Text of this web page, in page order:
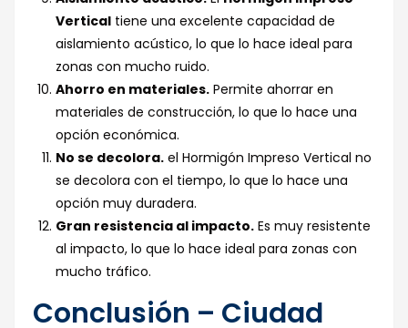
Vertical tiene una excelente capacidad de
aislamiento acústico, lo que lo hace ideal para
zonas con mucho ruido.
Ahorro en materiales. Permite ahorrar en
materiales de construcción, lo que lo hace una
opción económica.
No se decolora. el Hormigón Impreso Vertical no
se decolora con el tiempo, lo que lo hace una
opción muy duradera.
Gran resistencia al impacto. Es muy resistente
al impacto, lo que lo hace ideal para zonas con
mucho tráfico.
Conclusión – Ciudad